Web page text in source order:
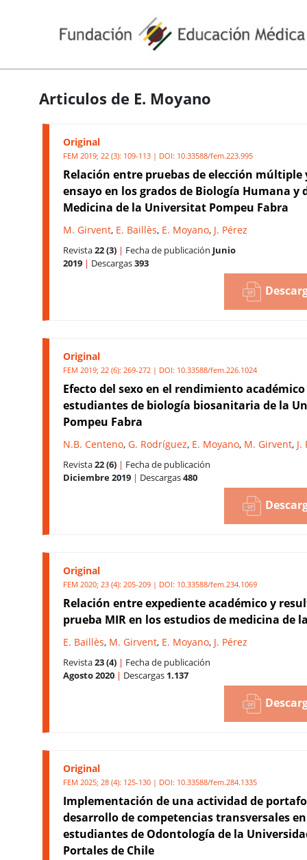
Articulos de E. Moyano
Original
FEM 2019; 22 (3): 109-113 | DOI: 10.33588/fem.223.995
Relación entre pruebas de elección múltiple
ensayo en los grados de Biología Humana y
Medicina de la Universitat Pompeu Fabra
M. Girvent, E. Baillès, E. Moyano, J. Pérez
Revista22 (3) | Fecha de publicación Junio
2019 | Descargas393
Original
FEM 2019; 22 (6): 269-272 | DOI: 10.33588/fem.226.1024
Efecto del sexo en el rendimiento académico
estudiantes de biología biosanitaria de la
Pompeu Fabra
N.B. Centeno, G. Rodríguez, E. Moyano, M. Girvent, J.
Revista22 (6) | Fecha de publicación
Diciembre 2019 | Descargas480
Original
FEM 2020; 23 (4): 205-209 | DOI: 10.33588/fem.234.1069
Relación entre expediente académico y
prueba MIR en los estudios de medicina de
E. Baillès, M. Girvent, E. Moyano, J. Pérez
Revista23 (4) | Fecha de publicación
Agosto 2020 | Descargas 1.137
Original
FEM 2025; 28 (4): 125-130 | DOI: 10.33588/fem.284.1335
Implementación de una actividad de
desarrollo de competencias transversales en
estudiantes de Odontología de la
Portales de Chile